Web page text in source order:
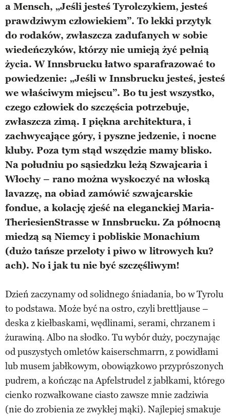
a Mensch, „Jeśli jesteś Tyrolczykiem, jesteś
prawdziwym człowiekiem”. To lekki przytyk
do rodaków, zwłaszcza zadufanych w sobie
wiedeńczyków, którzy nie umieją żyć pełnią
życia. W Innsbrucku łatwo sparafrazować to
powiedzenie: „Jeśli w Innsbrucku jesteś, jesteś
we właściwym miejscu”. Bo tu jest wszystko,
czego człowiek do szczęścia potrzebuje,
zwłaszcza zimą. I piękna architektura, i
zachwycające góry, i pyszne jedzenie, i nocne
kluby. Poza tym stąd wszędzie mamy blisko.
Na południu po sąsiedzku leżą Szwajcaria i
Włochy – rano można wyskoczyć na włoską
lavazzę, na obiad zamówić szwajcarskie
fondue, a kolację zjeść na eleganckiej Maria-
TheriesienStrasse w Innsbrucku. Za północną
miedzą są Niemcy i pobliskie Monachium
(dużo tańsze przeloty i piwo w litrowych ku?
ach). No i jak tu nie być szczęśliwym!
Dzień zaczynamy od solidnego śniadania, bo w Tyrolu
to podstawa. Może być na ostro, czyli brettljause –
deska z kiełbaskami, wędlinami, serami, chrzanem i
żurawiną. Albo na słodko. Tu wybór duży, poczynając
od puszystych omletów kaiserschmarrn, z powidłami
lub musem jabłkowym, obowiązkowo przyprószonych
pudrem, a kończąc na Apfelstrudel z jabłkami, którego
cienko rozwałkowane ciasto zawsze mnie zadziwia
(nie do zrobienia ze zwykłej mąki). Najlepiej smakuje